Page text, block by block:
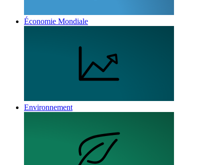
Économie Mondiale
Environnement